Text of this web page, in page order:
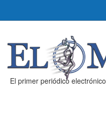
El primer periódico